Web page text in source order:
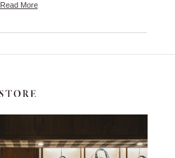
2024年1月 [1]
2023年12月 [7]
2023年11月 [6]
Read More